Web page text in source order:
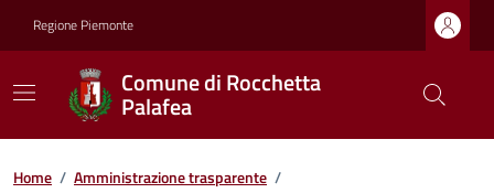
Regione Piemonte
Comune di Rocchetta
Palafea
Home / Amministrazione trasparente /